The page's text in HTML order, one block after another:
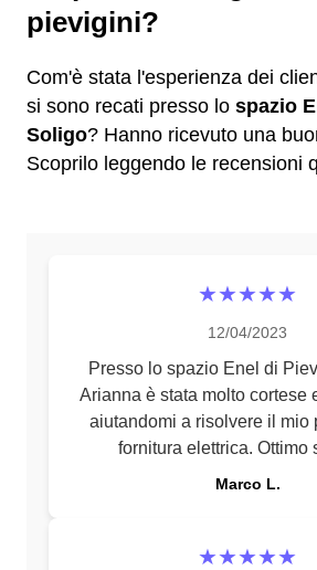
pievigini?
Com'è stata l'esperienza dei
si sono recati presso lo spazio
Soligo? Hanno ricevuto una
Scoprilo leggendo le recensioni
★★★★★
12/04/2023
Presso lo spazio Enel di
Arianna è stata molto cortese
aiutandomi a risolvere il mio
fornitura elettrica. Ottimo
Marco L.
★★★★★